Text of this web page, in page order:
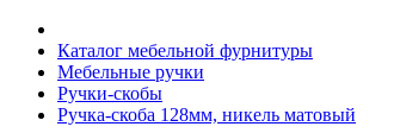
Каталог мебельной фурнитуры
Мебельные ручки
Ручки-скобы
Ручка-скоба 128мм, никель матовый